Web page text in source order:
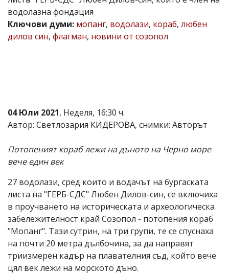
Коментарите
под
статиите
се
отговорност
за
тях!
откриете
обиден
за
коментар,
моля
сигнализирайте
водолазна фондация
Ключови думи: мопанг, водолази, кораб, любен
дилов син, флагман, новини от созопол
04 Юли 2021, Неделя, 16:30 ч.
Автор: Светлозария КИДЕРОВА, снимки: Авторът
Потопеният кораб лежи на дъното на Черно море
вече един век
27 водолази, сред които и водачът на бургаската
листа на "ГЕРБ-СДС" Любен Дилов-син, се включиха
в проучването на историческата и археологическа
забележителност край Созопол - потопения кораб
"Мопанг". Тази сутрин, на три групи, те се спуснаха
на почти 20 метра дълбочина, за да направят
триизмерен кадър на плавателния съд, който вече
цял век лежи на морското дъно.